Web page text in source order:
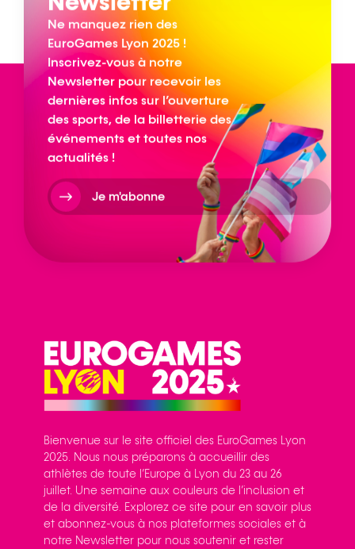
Ne manquez rien des
EuroGames Lyon 2025 !
Inscrivez-vous à notre
Newsletter pour recevoir les
dernières infos sur l’ouverture
des sports, de la billetterie des
événements et toutes nos
actualités !
Je m'abonne
Bienvenue sur le site officiel des EuroGames Lyon
2025. Nous nous préparons à accueillir des
athlètes de toute l’Europe à Lyon du 23 au 26
juillet. Une semaine aux couleurs de l’inclusion et
de la diversité. Explorez ce site pour en savoir plus
et abonnez-vous à nos plateformes sociales et à
notre Newsletter pour nous soutenir et rester